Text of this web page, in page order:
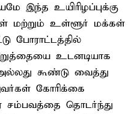
இந்த உயிரிழப்புக்கு
மற்றும் உள்ளூர் மக்கள்
போராட்டத்தில்
உடனடியாக
கூண்டு வைத்து
கோரிக்கை
சம்பவத்தை தொடர்ந்து